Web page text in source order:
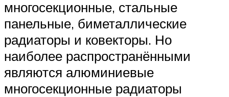
многосекционные, стальные
панельные, биметаллические
радиаторы и ковекторы. Но
наиболее распространёнными
являются алюминиевые
многосекционные радиаторы